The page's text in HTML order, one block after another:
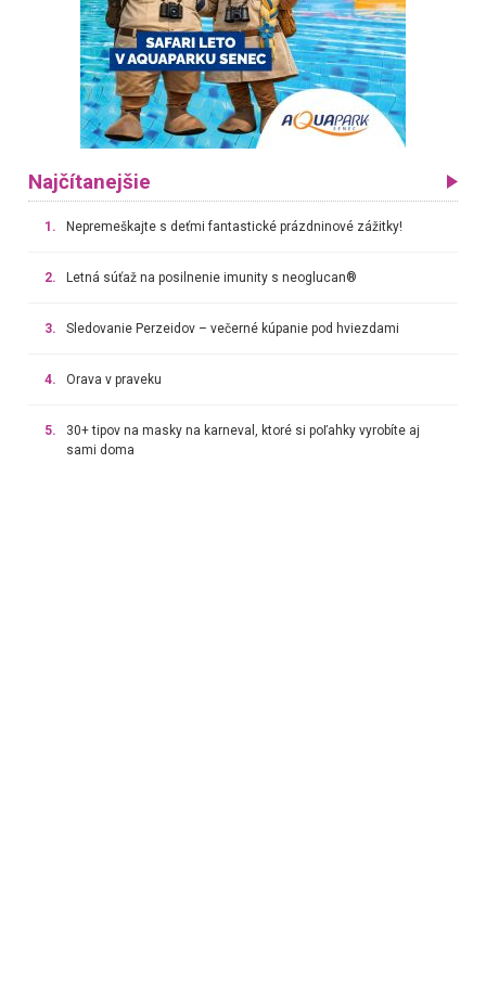
Najčítanejšie
1. Nepremeškajte s deťmi fantastické prázdninové zážitky!
2. Letná súťaž na posilnenie imunity s neoglucan®
3. Sledovanie Perzeidov – večerné kúpanie pod hviezdami
4. Orava v praveku
5.
30+ tipov na masky na karneval, ktoré si poľahky vyrobíte aj
sami doma